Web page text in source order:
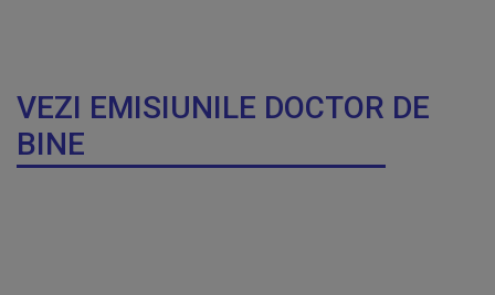
VEZI EMISIUNILE DOCTOR DE
BINE